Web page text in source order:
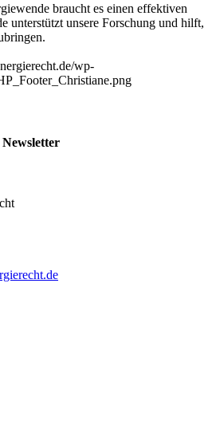
braucht es einen effektiven
unterstützt unsere Forschung und hilft,